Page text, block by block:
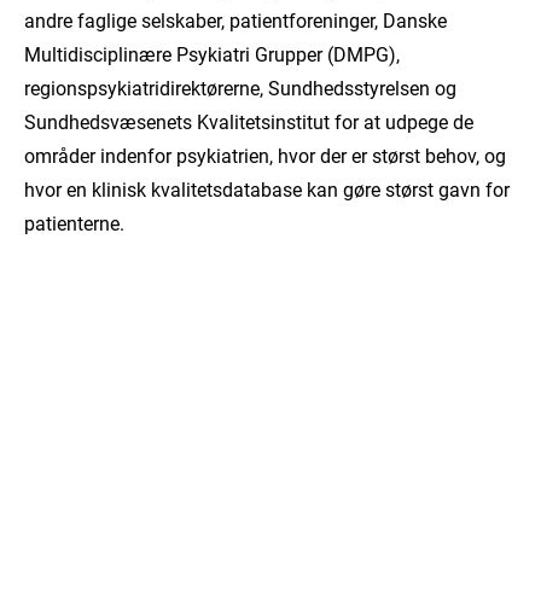
andre faglige selskaber, patientforeninger, Danske
Multidisciplinære Psykiatri Grupper (DMPG),
regionspsykiatridirektørerne, Sundhedsstyrelsen og
Sundhedsvæsenets Kvalitetsinstitut for at udpege de
områder indenfor psykiatrien, hvor der er størst behov, og
hvor en klinisk kvalitetsdatabase kan gøre størst gavn for
patienterne.